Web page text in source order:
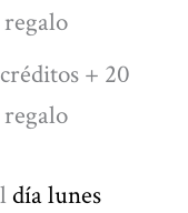
+ 20
díalunes